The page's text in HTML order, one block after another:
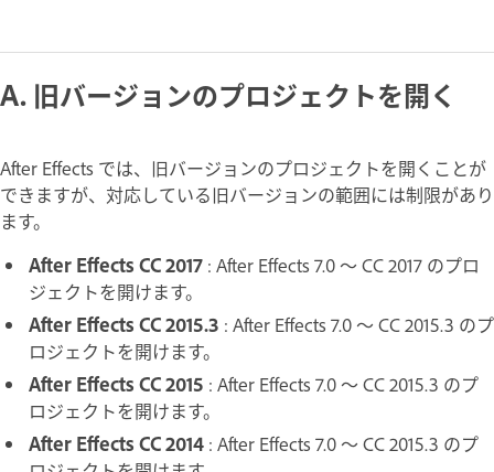
A. 旧バージョンのプロジェクトを開く
After Effects では、旧バージョンのプロジェクトを開くことが
できますが、対応している旧バージョンの範囲には制限があり
ます。
After Effects CC 2017 : After Effects 7.0 ～ CC 2017 のプロ
ジェクトを開けます。
After Effects CC 2015.3 : After Effects 7.0 ～ CC 2015.3 のプ
ロジェクトを開けます。
After Effects CC 2015 : After Effects 7.0 ～ CC 2015.3 のプ
ロジェクトを開けます。
After Effects CC 2014 : After Effects 7.0 ～ CC 2015.3 のプ